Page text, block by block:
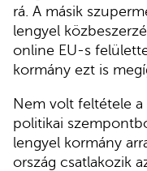
rá. A másik
lengyel
online EU-s
kormány ezt is
Nem volt feltétele a
politikai
lengyel kormány
ország csatlakozik